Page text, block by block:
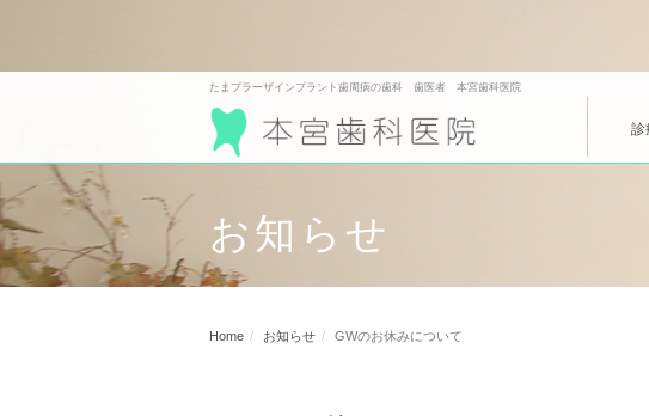
たまプラーザインプラント歯周病の歯科 歯医者 本宮歯科医院
診
お知らせ
Home お知らせ GWのお休みについて